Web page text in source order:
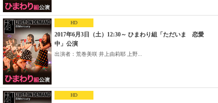
HD
2017年6月3日（土）12:30～ ひまわり組「ただいま 恋愛
中」公演
出演者：荒巻美咲 井上由莉耶 上野...
HD